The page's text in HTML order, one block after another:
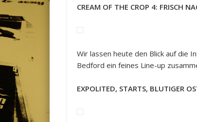
CREAM OF THE CROP 4: FRISCH
Wir lassen heute den Blick auf die
Bedford ein feines Line-up
EXPOLITED, STARTS, BLUTIGER